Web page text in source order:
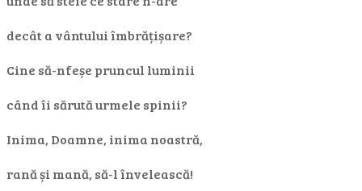
decât a vântului îmbrățișare?
Cine să-nfeșe pruncul luminii
când îi sărută urmele spinii?
Inima, Doamne, inima noastră,
rană și mană, să-l învelească!